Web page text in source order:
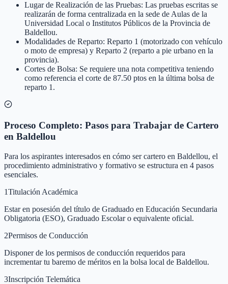
Lugar de Realización de las Pruebas: Las pruebas escritas se
realizarán de forma centralizada en la sede de Aulas de la
Universidad Local o Institutos Públicos de la Provincia de
Baldellou.
Modalidades de Reparto: Reparto 1 (motorizado con vehículo
o moto de empresa) y Reparto 2 (reparto a pie urbano en la
provincia).
Cortes de Bolsa: Se requiere una nota competitiva teniendo
como referencia el corte de 87.50 ptos en la última bolsa de
reparto 1.
Proceso Completo: Pasos para Trabajar de Cartero
en Baldellou
Para los aspirantes interesados en cómo ser cartero en Baldellou, el
procedimiento administrativo y formativo se estructura en 4 pasos
esenciales.
1Titulación Académica
Estar en posesión del título de Graduado en Educación Secundaria
Obligatoria (ESO), Graduado Escolar o equivalente oficial.
2Permisos de Conducción
Disponer de los permisos de conducción requeridos para
incrementar tu baremo de méritos en la bolsa local de Baldellou.
3Inscripción Telemática